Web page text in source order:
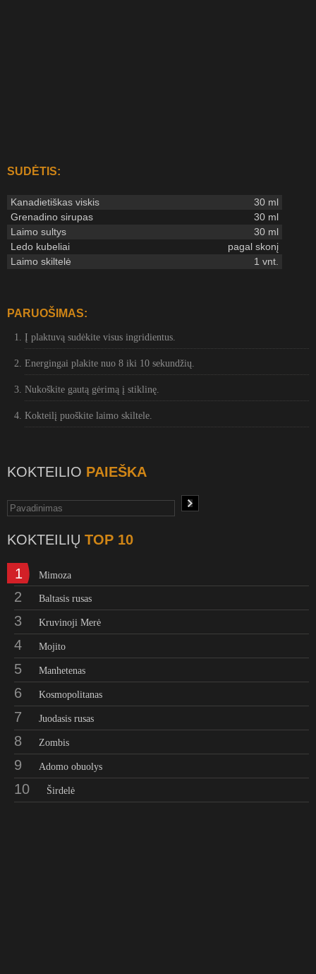
SUDĖTIS:
Kanadietiškas viskis
30 ml
Grenadino sirupas
30 ml
Laimo sultys
30 ml
Ledo kubeliai
pagal skonį
Laimo skiltelė
1 vnt.
PARUOŠIMAS:
Į plaktuvą sudėkite visus ingridientus.
Energingai plakite nuo 8 iki 10 sekundžių.
Nukoškite gautą gėrimą į stiklinę.
Kokteilį puoškite laimo skiltele.
KOKTEILIO PAIEŠKA
KOKTEILIŲ TOP 10
1 Mimoza
2 Baltasis rusas
3 Kruvinoji Merė
4 Mojito
5 Manhetenas
6 Kosmopolitanas
7 Juodasis rusas
8 Zombis
9 Adomo obuolys
10 Širdelė